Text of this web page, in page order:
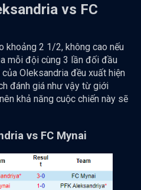
vs FC
khoảng 2 1/2, không cao nếu
mỗi đội cùng 3 lần đối đầu
Oleksandria đều xuất hiện
đánh giá như vậy từ giới
nên khả năng cuộc chiến này sẽ
vs FC Mynai